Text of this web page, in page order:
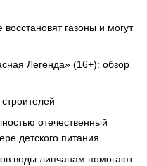
газоны и могут
Легенда» (16+): обзор
отечественный
детского питания
воды липчанам помогают